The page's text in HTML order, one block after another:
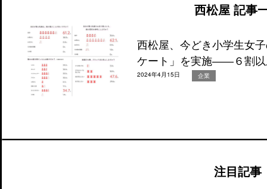
西松屋 記事
西松屋、今どき小学生女
ケート」を実施――６割以
2024年4月15日 企業
注目記事